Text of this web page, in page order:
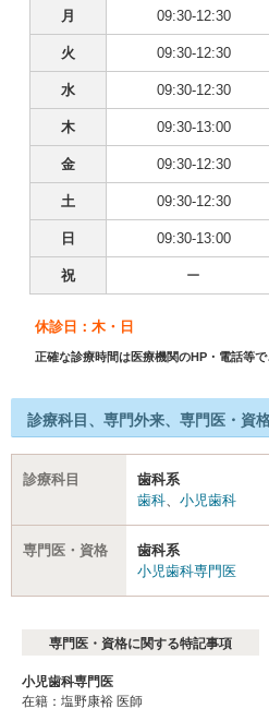
月 09:30-12:30
火 09:30-12:30
水 09:30-12:30
木 09:30-13:00
金 09:30-12:30
土 09:30-12:30
日 09:30-13:00
祝 ー
休診日：木・日
正確な診療時間は医療機関のHP・電話等
診療科目、専門外来、専門医・資
診療科目
歯科系
歯科、 小児歯科
専門医・資格
歯科系
小児歯科専門医
専門医・資格に関する特記事項
小児歯科専門医
在籍：塩野康裕 医師